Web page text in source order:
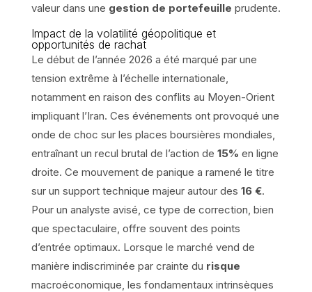
valeur dans une gestion de portefeuille prudente.
Impact de la volatilité géopolitique et
opportunités de rachat
Le début de l’année 2026 a été marqué par une
tension extrême à l’échelle internationale,
notamment en raison des conflits au Moyen-Orient
impliquant l’Iran. Ces événements ont provoqué une
onde de choc sur les places boursières mondiales,
entraînant un recul brutal de l’action de 15% en ligne
droite. Ce mouvement de panique a ramené le titre
sur un support technique majeur autour des 16 €.
Pour un analyste avisé, ce type de correction, bien
que spectaculaire, offre souvent des points
d’entrée optimaux. Lorsque le marché vend de
manière indiscriminée par crainte du risque
macroéconomique, les fondamentaux intrinsèques